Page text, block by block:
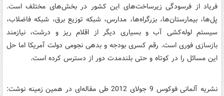
فریاد از فرسودگی زیرساخت‌های این کشور در بخش‌های مختلف است.
پل‌ها، بیمارستان‌ها، بزرگراه‌ها، مدارس، شبکه توزیع برق، شبکه فاضلاب،
سیستم لوله‌کشی آب و بسیاری دیگر از اقلام ریز و درشت، نیازمند
بازسازی فوری است. رقم کسری بودجه و بدهی نجومی دولت آمریکا اما حل
این مسائل را در کوتاه و حتی بلندمدت دور از دسترس کرده است.
نشریه آلمانی فوکوس 9 جولای 2012 طی مقاله‌ای در همین زمینه نوشت: